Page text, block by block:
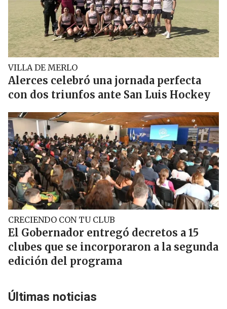
VILLA DE MERLO
Alerces celebró una jornada perfecta
con dos triunfos ante San Luis Hockey
CRECIENDO CON TU CLUB
El Gobernador entregó decretos a 15
clubes que se incorporaron a la segunda
edición del programa
Últimas noticias